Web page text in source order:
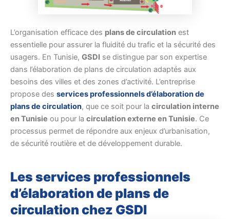
L’organisation efficace des plans de circulation est
essentielle pour assurer la fluidité du trafic et la sécurité des
usagers. En Tunisie, GSDI se distingue par son expertise
dans l’élaboration de plans de circulation adaptés aux
besoins des villes et des zones d’activité. L’entreprise
propose des services professionnels d’élaboration de
plans de circulation, que ce soit pour la circulation interne
en Tunisie ou pour la circulation externe en Tunisie. Ce
processus permet de répondre aux enjeux d’urbanisation,
de sécurité routière et de développement durable.
Les services professionnels
d’élaboration de plans de
circulation chez GSDI